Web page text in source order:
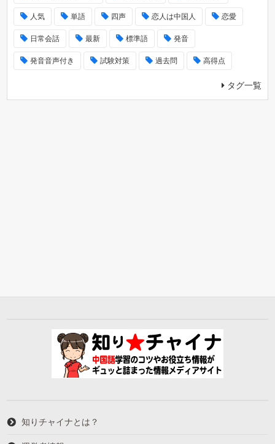
人気 単語 四声 恋人は中国人 恋愛
日常会話 最新 標準語 発音
発音音声付き 試験対策 過去問 高得点
タグ一覧
知りチャイナとは？